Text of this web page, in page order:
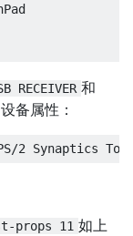
RECEIVER 和
备属性：
props 11 如上